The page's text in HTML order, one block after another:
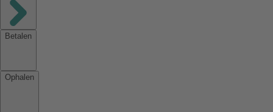
Betalen
Ophalen